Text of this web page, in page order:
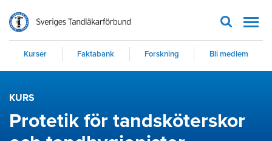
Kurser Faktabank Forskning Bli medlem
KURS
Protetik för tandsköterskor